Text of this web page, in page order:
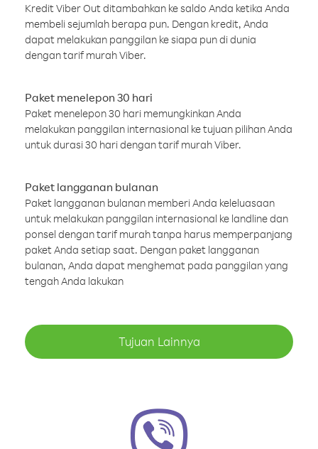
Kredit Viber Out ditambahkan ke saldo Anda ketika Anda
membeli sejumlah berapa pun. Dengan kredit, Anda
dapat melakukan panggilan ke siapa pun di dunia
dengan tarif murah Viber.
Paket menelepon 30 hari
Paket menelepon 30 hari memungkinkan Anda
melakukan panggilan internasional ke tujuan pilihan Anda
untuk durasi 30 hari dengan tarif murah Viber.
Paket langganan bulanan
Paket langganan bulanan memberi Anda keleluasaan
untuk melakukan panggilan internasional ke landline dan
ponsel dengan tarif murah tanpa harus memperpanjang
paket Anda setiap saat. Dengan paket langganan
bulanan, Anda dapat menghemat pada panggilan yang
tengah Anda lakukan
Tujuan Lainnya